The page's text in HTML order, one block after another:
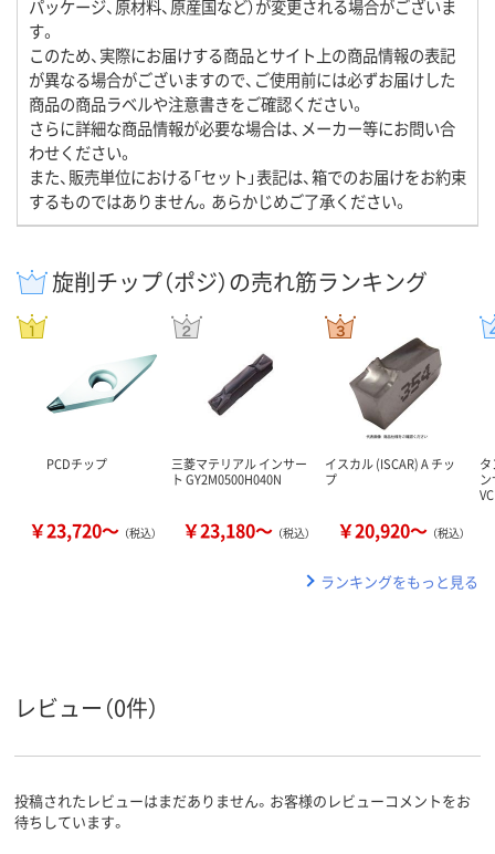
パッケージ、原材料、原産国など）が変更される場合がございま
す。
このため、実際にお届けする商品とサイト上の商品情報の表記
が異なる場合がございますので、ご使用前には必ずお届けした
商品の商品ラベルや注意書きをご確認ください。
さらに詳細な商品情報が必要な場合は、メーカー等にお問い合
わせください。
また、販売単位における「セット」表記は、箱でのお届けをお約束
するものではありません。あらかじめご了承ください。
旋削チップ（ポジ）の売れ筋ランキング
PCDチップ
￥23,720～ （税込）
三菱マテリアル インサー
ト GY2M0500H040N
￥23,180～ （税込）
イスカル (ISCAR) A チッ
プ
￥20,920～ （税込）
ランキングをもっと見る
レビュー（0件）
投稿されたレビューはまだありません。お客様のレビューコメントをお
待ちしています。